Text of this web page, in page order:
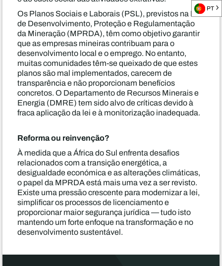
Os Planos Sociais e Laborais (PSL), previstos na Lei
de Desenvolvimento, Proteção e Regulamentação
da Mineração (MPRDA), têm como objetivo garantir
que as empresas mineiras contribuam para o
desenvolvimento local e o emprego. No entanto,
muitas comunidades têm-se queixado de que estes
planos são mal implementados, carecem de
transparência e não proporcionam benefícios
concretos. O Departamento de Recursos Minerais e
Energia (DMRE) tem sido alvo de críticas devido à
fraca aplicação da lei e à monitorização inadequada.
Reforma ou reinvenção?
À medida que a África do Sul enfrenta desafios
relacionados com a transição energética, a
desigualdade económica e as alterações climáticas,
o papel da MPRDA está mais uma vez a ser revisto.
Existe uma pressão crescente para modernizar a lei,
simplificar os processos de licenciamento e
proporcionar maior segurança jurídica — tudo isto
mantendo um forte enfoque na transformação e no
desenvolvimento sustentável.
PT